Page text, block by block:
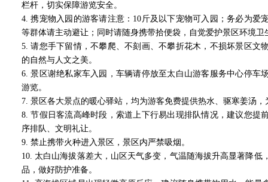
栏杆，切实保障游览安全。
4. 携宠物入园的游客请注意：10斤及以下宠物可入园；务必为爱
等群体请主动避让；同时请随身携带拾便袋，自觉爱护景区环境卫
5. 请您手下留情，不攀爬、不刻画、不攀折花木，不损坏景区文
的自然与人文之美。
6. 景区谢绝私家车入园，车辆请停放至太白山游客服务中心停车
游览。
7. 景区各大景点的暖心驿站，均为游客免费提供热水、驱寒姜汤
8. 节假日客流高峰时段，索道上下行易出现排队情况，建议您提
序排队、文明礼让。
9. 禁止携带火种进入景区，景区内严禁吸烟。
10. 太白山海拔落差大，山区天气多变，气温随海拔升高显著降低
品，做好防护准备。